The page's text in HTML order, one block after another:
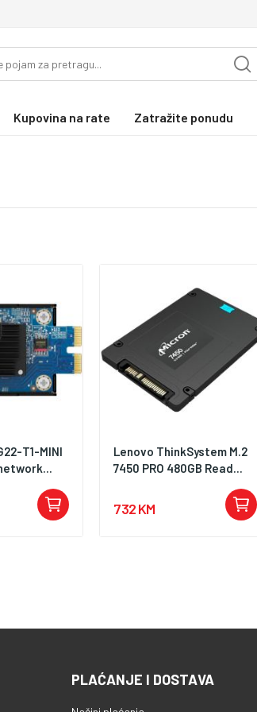
Kupovina na rate Zatražite ponudu
T1-MINI
Lenovo ThinkSystem M.2
7450 PRO 480GB Read...
732 KM
PLAĆANJE I DOSTAVA